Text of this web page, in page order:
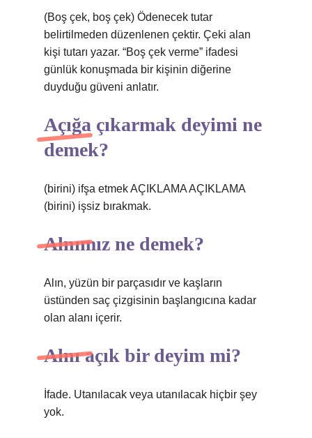
(Boş çek, boş çek) Ödenecek tutar
belirtilmeden düzenlenen çektir. Çeki alan
kişi tutarı yazar. “Boş çek verme” ifadesi
günlük konuşmada bir kişinin diğerine
duyduğu güveni anlatır.
Açığa çıkarmak deyimi ne
demek?
(birini) ifşa etmek AÇIKLAMA AÇIKLAMA
(birini) işsiz bırakmak.
Alnımız ne demek?
Alın, yüzün bir parçasıdır ve kaşların
üstünden saç çizgisinin başlangıcına kadar
olan alanı içerir.
Alnı açık bir deyim mi?
İfade. Utanılacak veya utanılacak hiçbir şey
yok.